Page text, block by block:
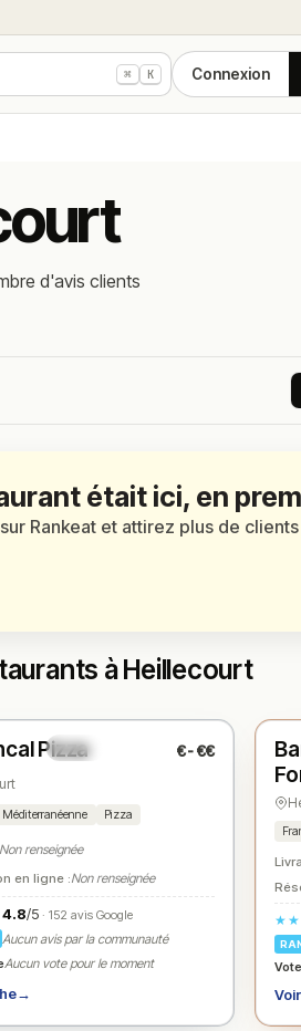
⌘ K Connexion
d'avis clients
était ici, en
Rankeat et attirez plus de
à Heillecourt
Pizza €-€€
Méditerranéenne Pizza
Non renseignée
en ligne :Non renseignée
4.8/5· 152 avis Google
Aucun avis par la communauté
Aucun vote pour le moment
→
★
– 20:00)